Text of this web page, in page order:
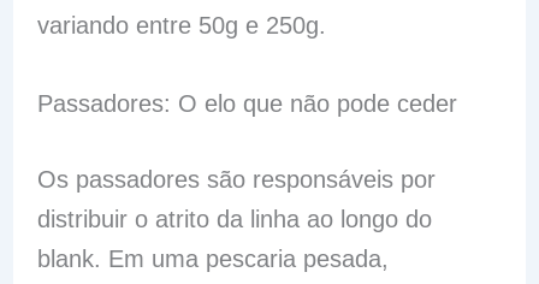
variando entre 50g e 250g.
Passadores: O elo que não pode ceder
Os passadores são responsáveis por
distribuir o atrito da linha ao longo do
blank. Em uma pescaria pesada,